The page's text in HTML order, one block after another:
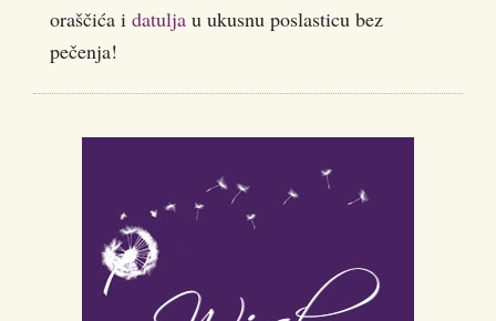
oraščića i datulja u ukusnu poslasticu bez
pečenja!